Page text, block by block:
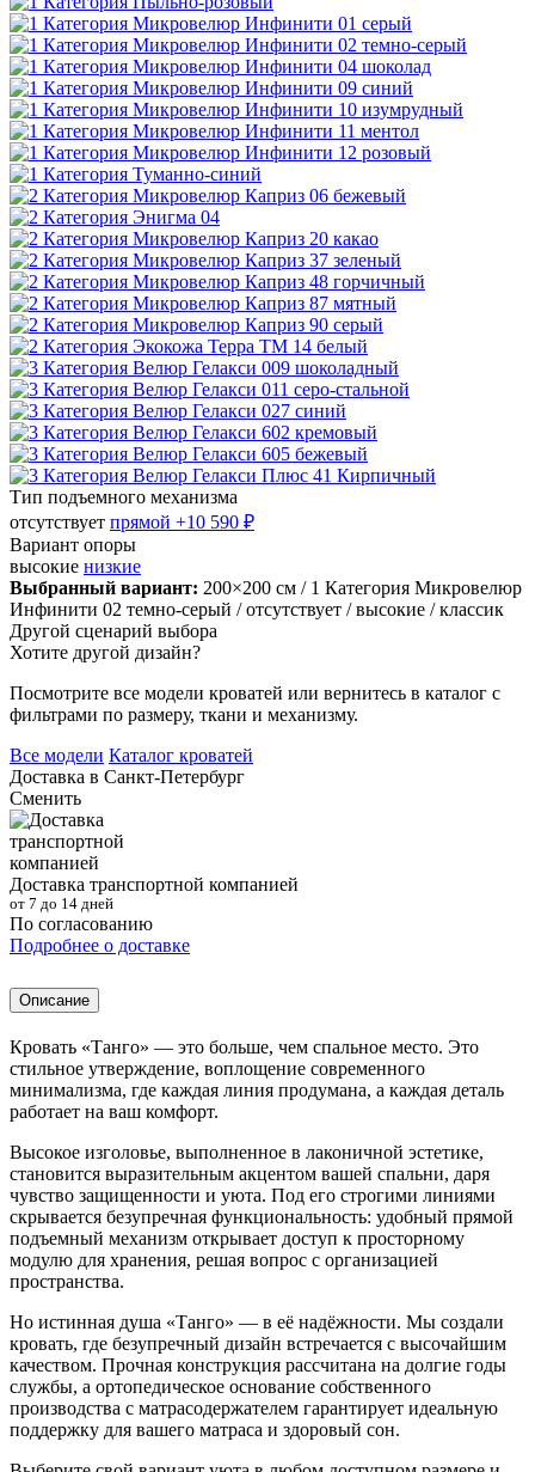
Тип подъемного механизма
отсутствует прямой +10 590 ₽
Вариант опоры
высокие низкие
Выбранный вариант: 200×200 см / 1 Категория Микровелюр
Инфинити 02 темно-серый / отсутствует / высокие / классик
Другой сценарий выбора
Хотите другой дизайн?
Посмотрите все модели кроватей или вернитесь в каталог с
фильтрами по размеру, ткани и механизму.
Все модели Каталог кроватей
Доставка в Санкт-Петербург
Сменить
Доставка транспортной компанией
от 7 до 14 дней
По согласованию
Подробнее о доставке
Описание
Кровать «Танго» — это больше, чем спальное место. Это
стильное утверждение, воплощение современного
минимализма, где каждая линия продумана, а каждая деталь
работает на ваш комфорт.
Высокое изголовье, выполненное в лаконичной эстетике,
становится выразительным акцентом вашей спальни, даря
чувство защищенности и уюта. Под его строгими линиями
скрывается безупречная функциональность: удобный прямой
подъемный механизм открывает доступ к просторному
модулю для хранения, решая вопрос с организацией
пространства.
Но истинная душа «Танго» — в её надёжности. Мы создали
кровать, где безупречный дизайн встречается с высочайшим
качеством. Прочная конструкция рассчитана на долгие годы
службы, а ортопедическое основание собственного
производства с матрасодержателем гарантирует идеальную
поддержку для вашего матраса и здоровый сон.